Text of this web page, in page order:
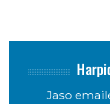
Jaso